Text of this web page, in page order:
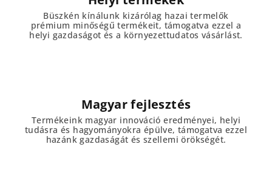
Büszkén kínálunk kizárólag hazai termelők
prémium minőségű termékeit, támogatva ezzel a
helyi gazdaságot és a környezettudatos vásárlást.
Magyar fejlesztés
Termékeink magyar innováció eredményei, helyi
tudásra és hagyományokra épülve, támogatva ezzel
hazánk gazdaságát és szellemi örökségét.